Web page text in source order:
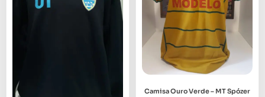
Camisa Ouro Verde – MT Spózer